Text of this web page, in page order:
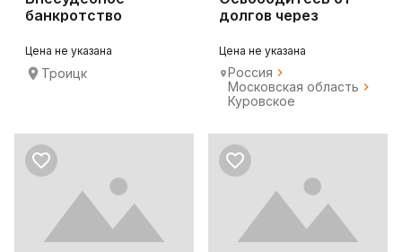
банкротство
Цена не указана
Троицк
долгов через
Цена не указана
Россия
Московская область
Куровское